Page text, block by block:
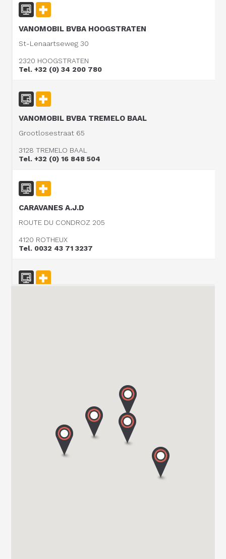
VANOMOBIL BVBA HOOGSTRATEN
St-Lenaartseweg 30
2320 HOOGSTRATEN
Tel. +32 (0) 34 200 780
VANOMOBIL BVBA TREMELO BAAL
Grootlosestraat 65
3128 TREMELO BAAL
Tel. +32 (0) 16 848 504
CARAVANES A.J.D
ROUTE DU CONDROZ 205
4120 ROTHEUX
Tel. 0032 43 71 3237
WEBSITE - VANOMOBIL BVBA LOKEREN - NE PAS
9160 LOKEREN